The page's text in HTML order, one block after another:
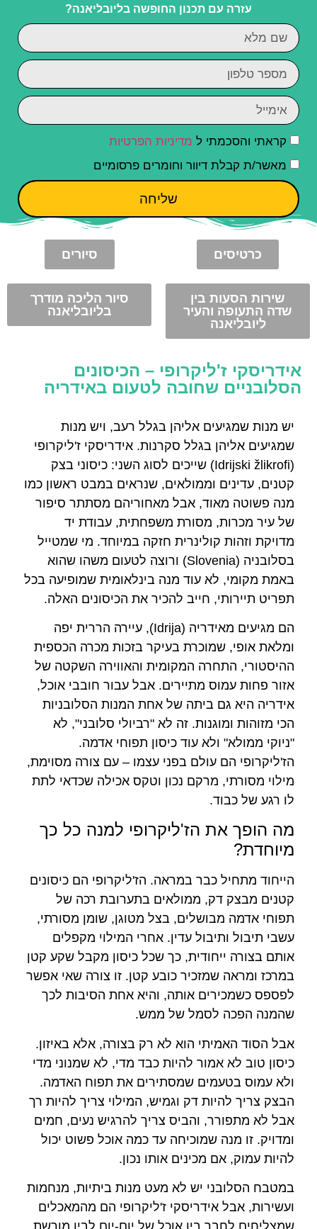
עזרה עם תכנון החופשה בליובליאנה?
קראתי והסכמתי ל מדיניות הפרטיות
מאשר/ת קבלת דיוור וחומרים פרסומיים
שליחה
כרטיסים סיורים
שירות הסעות בין
שדה התעופה והעיר
ליובליאנה
סיור הליכה מודרך
בליובליאנה
אידריסקי ז'ליקרופי – הכיסונים
הסלובניים שחובה לטעום באידריה
יש מנות שמגיעים אליהן בגלל רעב, ויש מנות
שמגיעים אליהן בגלל סקרנות. אידריסקי ז'ליקרופי
(Idrijski žlikrofi) שייכים לסוג השני: כיסוני בצק
קטנים, עדינים וממולאים, שנראים במבט ראשון כמו
מנה פשוטה מאוד, אבל מאחוריהם מסתתר סיפור
של עיר מכרות, מסורת משפחתית, עבודת יד
מדויקת וזהות קולינרית חזקה במיוחד. מי שמטייל
בסלובניה (Slovenia) ורוצה לטעום משהו שהוא
באמת מקומי, לא עוד מנה בינלאומית שמופיעה בכל
תפריט תיירותי, חייב להכיר את הכיסונים האלה.
הם מגיעים מאידריה (Idrija), עיירה הררית יפה
ומלאת אופי, שמוכרת בעיקר בזכות מכרה הכספית
ההיסטורי, התחרה המקומית והאווירה השקטה של
אזור פחות עמוס מתיירים. אבל עבור חובבי אוכל,
אידריה היא גם ביתה של אחת המנות הסלובניות
הכי מזוהות ומוגנות. זה לא "רביולי סלובני", לא
"ניוקי ממולא" ולא עוד כיסון תפוחי אדמה.
הז'ליקרופי הם עולם בפני עצמו – עם צורה מסוימת,
מילוי מסורתי, מרקם נכון וטקס אכילה שכדאי לתת
לו רגע של כבוד.
מה הופך את הז'ליקרופי למנה כל כך
מיוחדת?
הייחוד מתחיל כבר במראה. הז'ליקרופי הם כיסונים
קטנים מבצק דק, ממולאים בתערובת רכה של
תפוחי אדמה מבושלים, בצל מטוגן, שומן מסורתי,
עשבי תיבול ותיבול עדין. אחרי המילוי מקפלים
אותם בצורה ייחודית, כך שכל כיסון מקבל שקע קטן
במרכז ומראה שמזכיר כובע קטן. זו צורה שאי אפשר
לפספס כשמכירים אותה, והיא אחת הסיבות לכך
שהמנה הפכה לסמל של ממש.
אבל הסוד האמיתי הוא לא רק בצורה, אלא באיזון.
כיסון טוב לא אמור להיות כבד מדי, לא שמנוני מדי
ולא עמוס בטעמים שמסתירים את תפוח האדמה.
הבצק צריך להיות דק וגמיש, המילוי צריך להיות רך
אבל לא מתפורר, והביס צריך להרגיש נעים, חמים
ומדויק. זו מנה שמוכיחה עד כמה אוכל פשוט יכול
להיות עמוק, אם מכינים אותו נכון.
במטבח הסלובני יש לא מעט מנות ביתיות, מנחמות
ועשירות, אבל אידריסקי ז'ליקרופי הם מהמאכלים